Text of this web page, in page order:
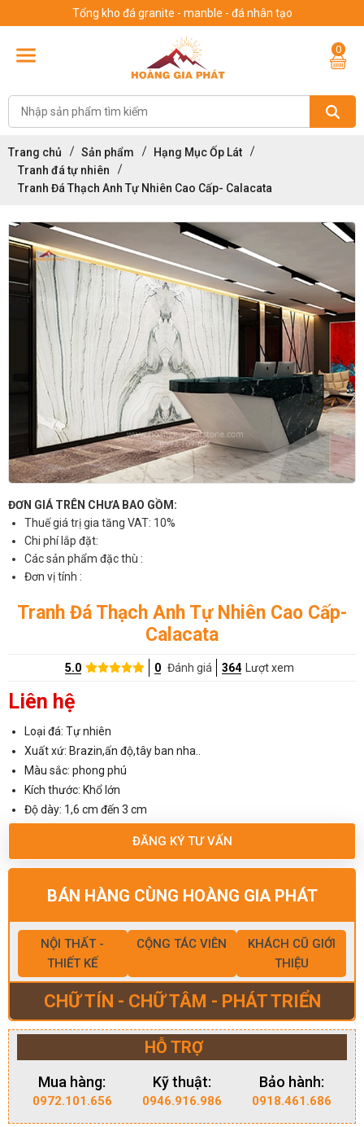
Tổng kho đá granite - manble - đá nhân tạo
0
Trang chủ Sản phẩm
Hạng Mục Ốp Lát
Tranh đá tự nhiên
Tranh Đá Thạch Anh Tự Nhiên Cao Cấp- Calacata
ĐƠN GIÁ TRÊN CHƯA BAO GỒM:
Thuế giá trị gia tăng VAT: 10%
Chi phí lắp đặt:
Các sản phẩm đặc thù :
Đơn vị tính :
Tranh Đá Thạch Anh Tự Nhiên Cao Cấp-
Calacata
5.0 0 Đánh giá 364 Lượt xem
Liên hệ
Loại đá: Tự nhiên
Xuất xứ: Brazin,ấn độ,tây ban nha..
Màu sắc: phong phú
Kích thước: Khổ lớn
Độ dày: 1,6 cm đến 3 cm
ĐĂNG KÝ TƯ VẤN
BÁN HÀNG CÙNG HOÀNG GIA PHÁT
NỘI THẤT -
THIẾT KẾ
CỘNG TÁC VIÊN
KHÁCH CŨ GIỚI
THIỆU
CHỮ TÍN - CHỮ TÂM - PHÁT TRIỂN
HỖ TRỢ
Mua hàng:
0972.101.656
Kỹ thuật:
0946.916.986
Bảo hành:
0918.461.686